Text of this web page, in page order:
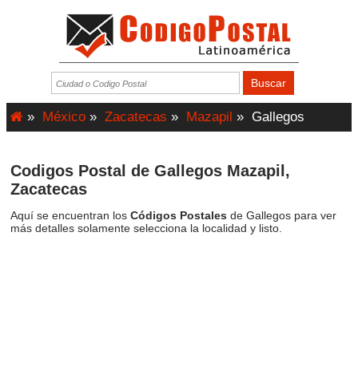
» México » Zacatecas » Mazapil » Gallegos
Codigos Postal de Gallegos Mazapil,
Zacatecas
Aquí se encuentran los Códigos Postales de Gallegos para ver
más detalles solamente selecciona la localidad y listo.